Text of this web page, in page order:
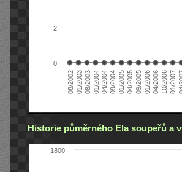
08/200201/200308/200301/200404/200409/200401/200504/200509/200501/200604/200610/200601/2007
0
2
Historie půměrného Ela soupeřů a
1800